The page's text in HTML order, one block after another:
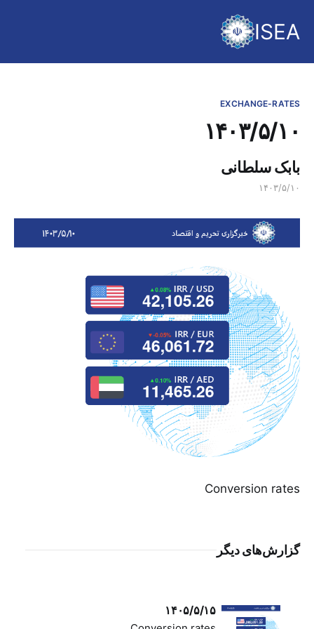
ISEA
EXCHANGE-RATES
۱۴۰۳/۵/۱۰
بابک سلطانی
۱۴۰۳/۵/۱۰
Conversion rates
گزارش‌های دیگر
۱۴۰۵/۵/۱۵